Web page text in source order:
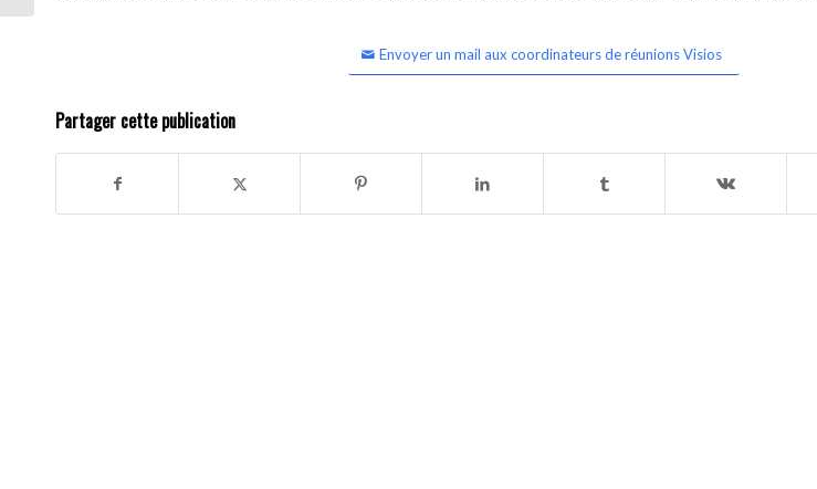
Envoyer un mail aux coordinateurs de réunions Visios
Partager cette publication